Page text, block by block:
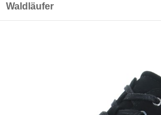
Waldläufer